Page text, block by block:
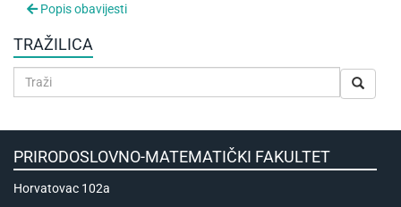
Popis obavijesti
TRAŽILICA
PRIRODOSLOVNO-MATEMATIČKI FAKULTET
Horvatovac 102a